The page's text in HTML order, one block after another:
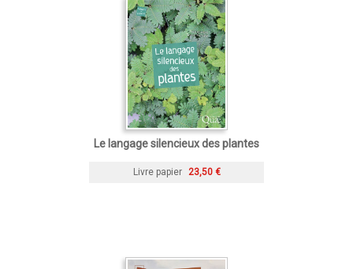
Le langage silencieux des plantes
Livre papier 23,50 €